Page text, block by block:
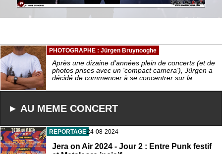
PHOTOGRAPHE : Jürgen Bruynooghe
Après une dizaine d'années plein de concerts (et de
photos prises avec un 'compact camera'), Jürgen a
décidé de commencer à se concentrer sur la...
► AU MEME CONCERT
REPORTAGE24-08-2024
Jera on Air 2024 - Jour 2 : Entre Punk festif